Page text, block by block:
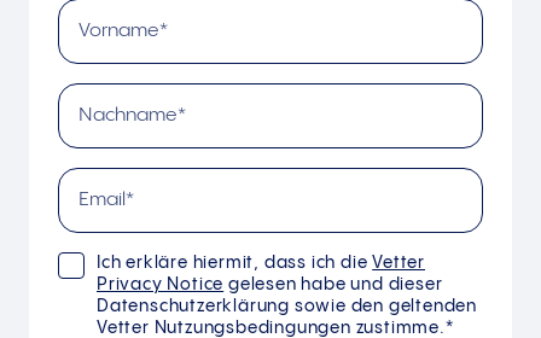
Ich erkläre hiermit, dass ich die Vetter
Privacy Notice gelesen habe und dieser
Datenschutzerklärung sowie den geltenden
Vetter Nutzungsbedingungen zustimme.*